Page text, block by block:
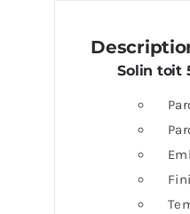
Solin toit